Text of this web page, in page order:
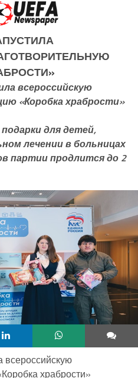
всероссийскую
«Коробка храбрости»
для детей,
лечении в больницах
партии продлится до 2
всероссийскую
храбрости»